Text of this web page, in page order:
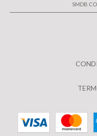
SMDB